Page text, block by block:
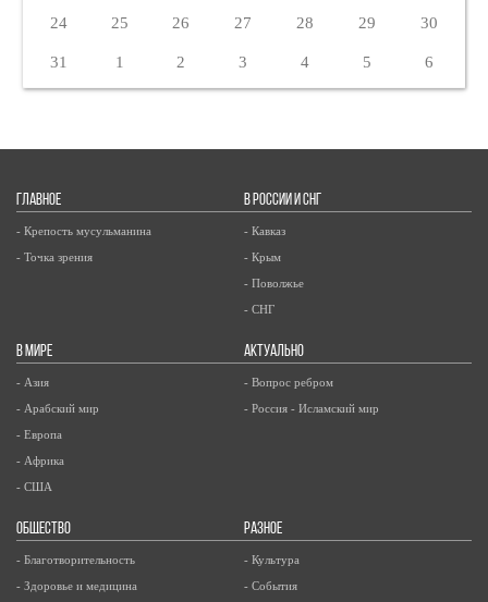
24 25 26 27 28 29 30
31 1 2 3 4 5 6
ГЛАВНОЕ
- Крепость мусульманина
- Точка зрения
В РОССИИ И СНГ
- Кавказ
- Крым
- Поволжье
- СНГ
В МИРЕ
- Азия
- Арабский мир
- Европа
- Африка
- США
АКТУАЛЬНО
- Вопрос ребром
- Россия - Исламский мир
ОБЩЕСТВО
- Благотворительность
- Здоровье и медицина
РАЗНОЕ
- Культура
- События